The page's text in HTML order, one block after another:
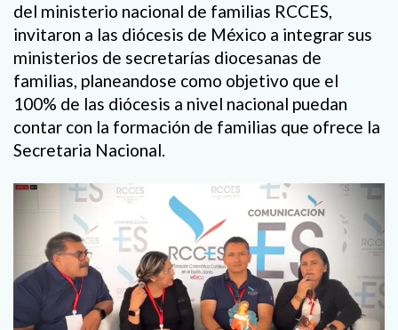
del ministerio nacional de familias RCCES,
invitaron a las diócesis de México a integrar sus
ministerios de secretarías diocesanas de
familias, planeandose como objetivo que el
100% de las diócesis a nivel nacional puedan
contar con la formación de familias que ofrece la
Secretaria Nacional.